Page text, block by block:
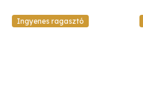
aIngyenes ragasztó